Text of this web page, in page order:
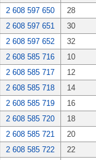
2 608 597 650
28
2 608 597 651
30
2 608 597 652
32
2 608 585 716
10
2 608 585 717
12
2 608 585 718
14
2 608 585 719
16
2 608 585 720
18
2 608 585 721
20
2 608 585 722
22